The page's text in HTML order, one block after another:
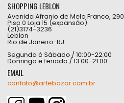
SHOPPING LEBLON
Avenida Afranio de Melo Franco, 290
Piso 0 Loja 15 (expansão)
(21)3174-3236
Leblon
Rio de Janeiro-RJ
Segunda à Sábado / 10:00-22:00
Domingo e feriado / 13:00-21:00
EMAIL
contato@artebazar.com.br